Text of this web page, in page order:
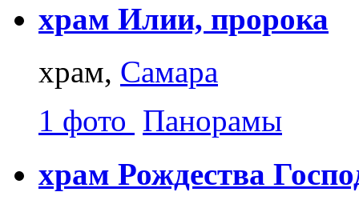
храм Илии, пророка
храм, Самара
1 фото Панорамы
храм Рождества